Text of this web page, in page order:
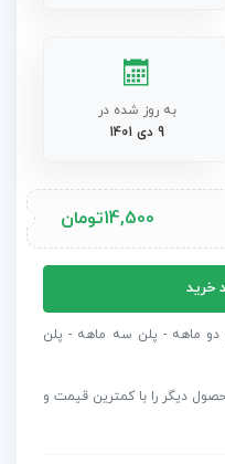
به روز شده در
9 دی 1401
14,500تومان
خرید
دو ماهه - پلن سه ماهه - پلن